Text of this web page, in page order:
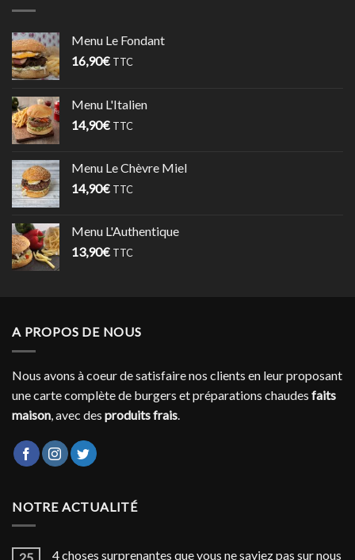
Menu Le Fondant
16,90€ TTC
Menu L'Italien
14,90€ TTC
Menu Le Chèvre Miel
14,90€ TTC
Menu L'Authentique
13,90€ TTC
A PROPOS DE NOUS
Nous avons à coeur de satisfaire nos clients en leur proposant
une carte complète de burgers et préparations chaudes faits
maison , avec des produits frais
NOTRE ACTUALITÉ
4 choses surprenantes que vous ne saviez pas sur nous